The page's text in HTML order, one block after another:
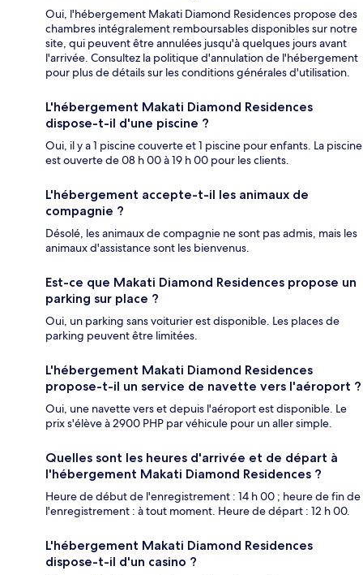
Oui, l'hébergement Makati Diamond Residences propose des
chambres intégralement remboursables disponibles sur notre
site, qui peuvent être annulées jusqu'à quelques jours avant
l'arrivée. Consultez la politique d'annulation de l'hébergement
pour plus de détails sur les conditions générales d'utilisation.
L'hébergement Makati Diamond Residences
dispose-t-il d'une piscine ?
Oui, il y a 1 piscine couverte et 1 piscine pour enfants. La piscine
est ouverte de 08 h 00 à 19 h 00 pour les clients.
L'hébergement accepte-t-il les animaux de
compagnie ?
Désolé, les animaux de compagnie ne sont pas admis, mais les
animaux d'assistance sont les bienvenus.
Est-ce que Makati Diamond Residences propose un
parking sur place ?
Oui, un parking sans voiturier est disponible. Les places de
parking peuvent être limitées.
L'hébergement Makati Diamond Residences
propose-t-il un service de navette vers l'aéroport ?
Oui, une navette vers et depuis l'aéroport est disponible. Le
prix s'élève à 2900 PHP par véhicule pour un aller simple.
Quelles sont les heures d'arrivée et de départ à
l'hébergement Makati Diamond Residences ?
Heure de début de l'enregistrement : 14 h 00 ; heure de fin de
l'enregistrement : à tout moment. Heure de départ : 12 h 00.
L'hébergement Makati Diamond Residences
dispose-t-il d'un casino ?